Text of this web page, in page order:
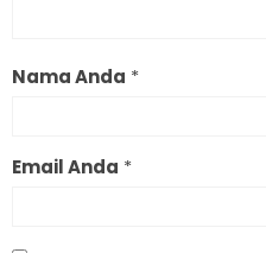
Nama Anda *
Email Anda *